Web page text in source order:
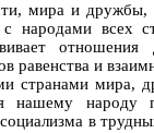
мира и
с народами всех
равенства и
странами мира,
народу
в